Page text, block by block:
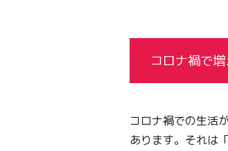
コロナ禍で
コロナ禍での生活
あります。それは